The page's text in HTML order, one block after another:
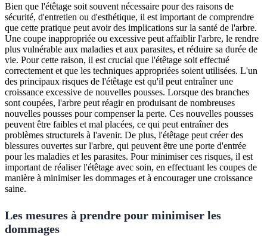
Bien que l'étêtage soit souvent nécessaire pour des raisons de
sécurité, d'entretien ou d'esthétique, il est important de comprendre
que cette pratique peut avoir des implications sur la santé de l'arbre.
Une coupe inappropriée ou excessive peut affaiblir l'arbre, le rendre
plus vulnérable aux maladies et aux parasites, et réduire sa durée de
vie. Pour cette raison, il est crucial que l'étêtage soit effectué
correctement et que les techniques appropriées soient utilisées. L'un
des principaux risques de l'étêtage est qu'il peut entraîner une
croissance excessive de nouvelles pousses. Lorsque des branches
sont coupées, l'arbre peut réagir en produisant de nombreuses
nouvelles pousses pour compenser la perte. Ces nouvelles pousses
peuvent être faibles et mal placées, ce qui peut entraîner des
problèmes structurels à l'avenir. De plus, l'étêtage peut créer des
blessures ouvertes sur l'arbre, qui peuvent être une porte d'entrée
pour les maladies et les parasites. Pour minimiser ces risques, il est
important de réaliser l'étêtage avec soin, en effectuant les coupes de
manière à minimiser les dommages et à encourager une croissance
saine.
Les mesures à prendre pour minimiser les
dommages